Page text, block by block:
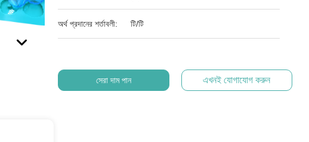
অর্থ প্রদানের শর্তাবলী: টি/টি
সেরা দাম পান এখনই যোগাযোগ করুন